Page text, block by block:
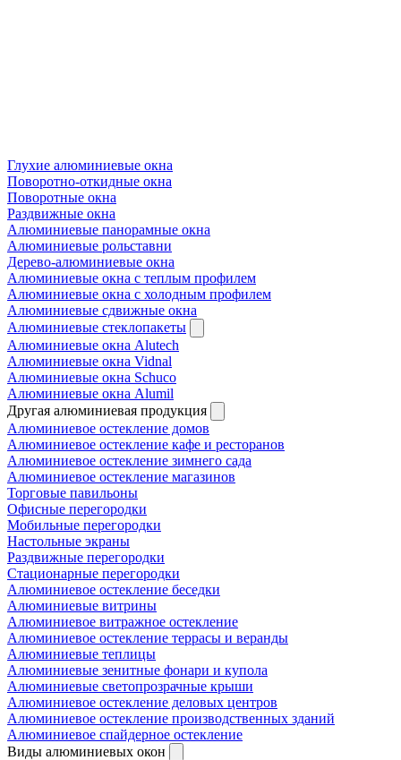
Глухие алюминиевые окна
Поворотно-откидные окна
Поворотные окна
Раздвижные окна
Алюминиевые панорамные окна
Алюминиевые рольставни
Дерево-алюминиевые окна
Алюминиевые окна с теплым профилем
Алюминиевые окна с холодным профилем
Алюминиевые сдвижные окна
Алюминиевые стеклопакеты
Алюминиевые окна Alutech
Алюминиевые окна Vidnal
Алюминиевые окна Schuco
Алюминиевые окна Alumil
Другая алюминиевая продукция
Алюминиевое остекление домов
Алюминиевое остекление кафе и ресторанов
Алюминиевое остекление зимнего сада
Алюминиевое остекление магазинов
Торговые павильоны
Офисные перегородки
Мобильные перегородки
Настольные экраны
Раздвижные перегородки
Стационарные перегородки
Алюминиевое остекление беседки
Алюминиевые витрины
Алюминиевое витражное остекление
Алюминиевое остекление террасы и веранды
Алюминиевые теплицы
Алюминиевые зенитные фонари и купола
Алюминиевые светопрозрачные крыши
Алюминиевое остекление деловых центров
Алюминиевое остекление производственных зданий
Алюминиевое спайдерное остекление
Виды алюминиевых окон